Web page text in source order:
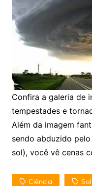
Confira a galeria de
tempestades e
Além da imagem
sendo abduzido
sol), você vê cenas
Ciência Sol